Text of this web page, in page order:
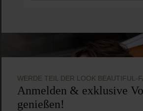
WERDE TEIL DER LOOK BEAUTIFUL-
Anmelden & exklusive
genießen!